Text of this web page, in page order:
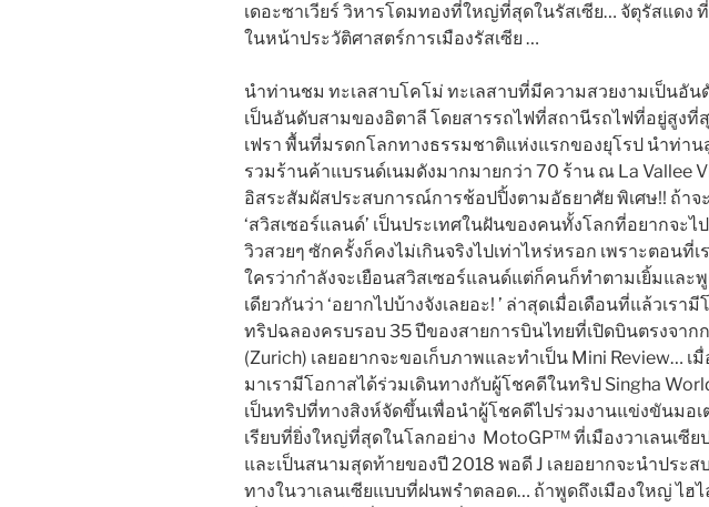
เดอะซาเวียร์ วิหารโดมทองที่ใหญ่ที่สุดในรัสเซีย… จัตุรัสแดง
ในหน้าประวัติศาสตร์การเมืองรัสเซีย …
นำท่านชม ทะเลสาบโคโม่ ทะเลสาบที่มีความสวยงามเป็นอั
เป็นอันดับสามของอิตาลี โดยสารรถไฟที่สถานีรถไฟที่อยู่สูงที่
เฟรา พื้นที่มรดกโลกทางธรรมชาติแห่งแรกของยุโรป นำท่า
รวมร้านค้าแบรนด์เนมดังมากมายกว่า 70 ร้าน ณ La Vallee
อิสระสัมผัสประสบการณ์การช้อปปิ้งตามอัธยาศัย พิเศษ!! ถ้าจ
‘สวิสเซอร์แลนด์’ เป็นประเทศในฝันของคนทั้งโลกที่อยากจะไ
วิวสวยๆ ซักครั้งก็คงไม่เกินจริงไปเท่าไหร่หรอก เพราะตอนที่
ใครว่ากำลังจะเยือนสวิสเซอร์แลนด์แต่ก็คนก็ทำตามเยิ้มและพู
เดียวกันว่า ‘อยากไปบ้างจังเลยอะ! ’ ล่าสุดเมื่อเดือนที่แล้วเรา
ทริปฉลองครบรอบ 35 ปีของสายการบินไทยที่เปิดบินตรงจาก
(Zurich) เลยอยากจะขอเก็บภาพและทำเป็น Mini Review… เ
มาเรามีโอกาสได้ร่วมเดินทางกับผู้โชคดีในทริป Singha
เป็นทริปที่ทางสิงห์จัดขึ้นเพื่อนำผู้โชคดีไปร่วมงานแข่งขันมอเ
เรียบที่ยิ่งใหญ่ที่สุดในโลกอย่าง MotoGP™ ที่เมืองวาเลนเซีย
และเป็นสนามสุดท้ายของปี 2018 พอดี J เลยอยากจะนำประ
ทางในวาเลนเซียแบบที่ฝนพรำตลอด… ถ้าพูดถึงเมืองใหญ่ ไฮไ